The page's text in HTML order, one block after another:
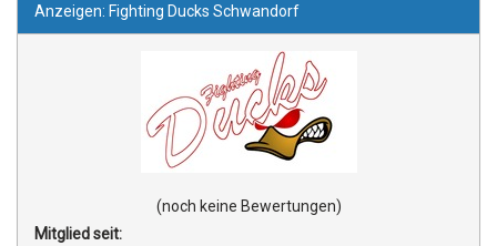
Anzeigen: Fighting Ducks Schwandorf
(noch keine Bewertungen)
Mitglied seit: